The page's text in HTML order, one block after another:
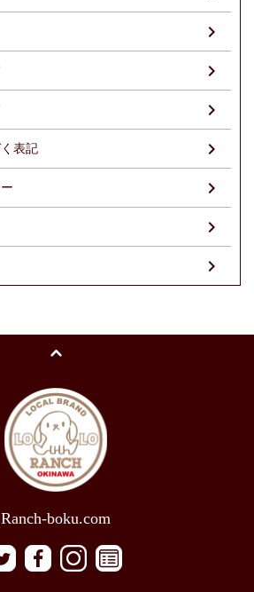
表記
Ranch-boku.com